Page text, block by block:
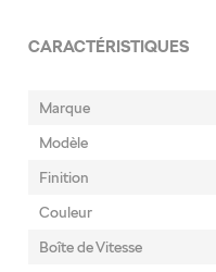
CARACTÉRISTIQUES
Marque
Modèle
Finition
Couleur
Boîte de Vitesse